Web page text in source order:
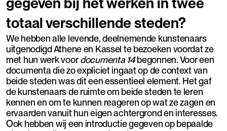
totaal verschillende steden?
We hebben alle levende, deelnemende kunstenaars
uitgenodigd Athene en Kassel te bezoeken voordat ze
met hun werk voordocumenta 14begonnen. Voor een
documenta die zo expliciet ingaat op de context van
beide steden was dit een essentieel element. Het gaf
de kunstenaars de ruimte om beide steden te leren
kennen en om te kunnen reageren op wat ze zagen en
ervaarden vanuit hun eigen achtergrond en interesses.
Ook hebben wij een introductie gegeven op bepaalde